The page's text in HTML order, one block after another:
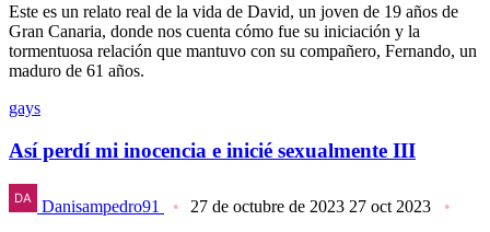
Este es un relato real de la vida de David, un joven de 19 años de
Gran Canaria, donde nos cuenta cómo fue su iniciación y la
tormentuosa relación que mantuvo con su compañero, Fernando, un
maduro de 61 años.
gays
Así perdí mi inocencia e inicié sexualmente III
Danisampedro91 27 de octubre de 2023 27 oct 2023